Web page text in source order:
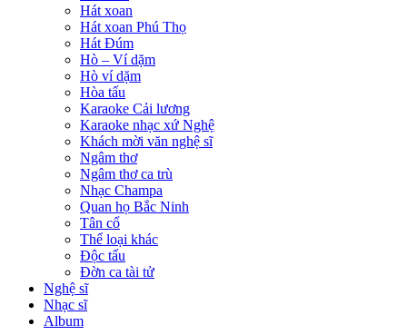
Hát xoan
Hát xoan Phú Thọ
Hát Đúm
Hò – Ví dặm
Hò ví dặm
Hòa tấu
Karaoke Cải lương
Karaoke nhạc xứ Nghệ
Khách mời văn nghệ sĩ
Ngâm thơ
Ngâm thơ ca trù
Nhạc Champa
Quan họ Bắc Ninh
Tân cổ
Thể loại khác
Độc tấu
Đờn ca tài tử
Nghệ sĩ
Nhạc sĩ
Album